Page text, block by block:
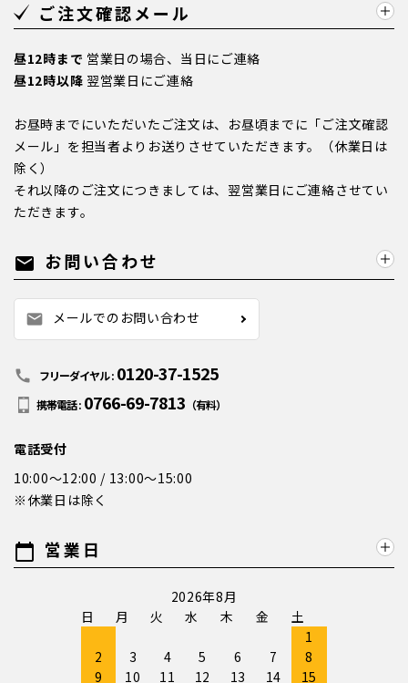
ご注文確認メール
昼12時まで 営業日の場合、当日にご連絡
昼12時以降 翌営業日にご連絡
お昼時までにいただいたご注文は、お昼頃までに「ご注文確認
メール」を担当者よりお送りさせていただきます。（休業日は
除く）
それ以降のご注文につきましては、翌営業日にご連絡させてい
ただきます。
mail お問い合わせ
mail メールでのお問い合わせ
call フリーダイヤル : 0120-37-1525
携帯電話 : 0766-69-7813 （有料）
電話受付
10:00～12:00 / 13:00～15:00
※休業日は除く
calendar_today 営業日
2026年8月
日
月 火 水 木 金
土
1
2
3 4 5 6 7
8
9
10 11 12 13 14
15